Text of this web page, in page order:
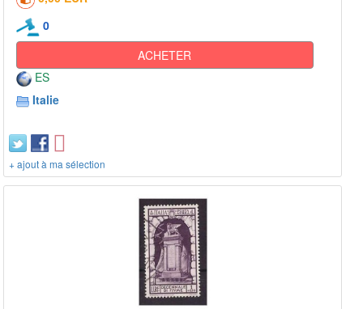
0
ACHETER
ES
Italie
+ ajout à ma sélection